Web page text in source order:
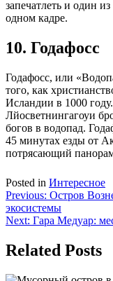
запечатлеть и один
одном кадре.
10. Годафосс
Годафосс, или
того, как
Исландии в 1000
Лйосветнингагоуи
богов в водопад.
45 минутах езды от
потрясающий
Posted in Интересное
Навигация
по
Previous: Остров
экосистемы
Next: Гара Медуар:
Related Posts